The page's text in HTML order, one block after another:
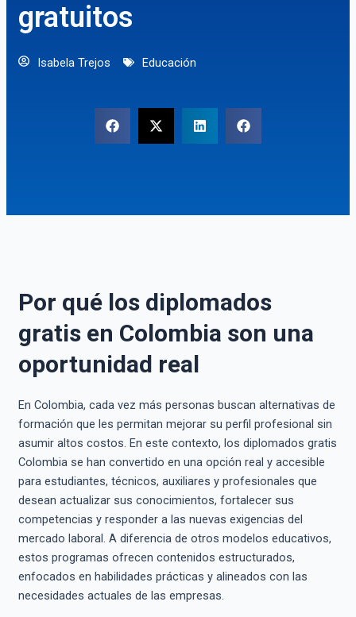
gratuitos
Isabela Trejos Educación
Por qué los diplomados
gratis en Colombia son una
oportunidad real
En Colombia, cada vez más personas buscan alternativas de
formación que les permitan mejorar su perfil profesional sin
asumir altos costos. En este contexto, los diplomados gratis
Colombia se han convertido en una opción real y accesible
para estudiantes, técnicos, auxiliares y profesionales que
desean actualizar sus conocimientos, fortalecer sus
competencias y responder a las nuevas exigencias del
mercado laboral. A diferencia de otros modelos educativos,
estos programas ofrecen contenidos estructurados,
enfocados en habilidades prácticas y alineados con las
necesidades actuales de las empresas.